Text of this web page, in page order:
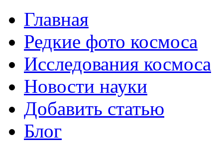
Главная
Редкие фото космоса
Исследования космоса
Новости науки
Добавить статью
Блог